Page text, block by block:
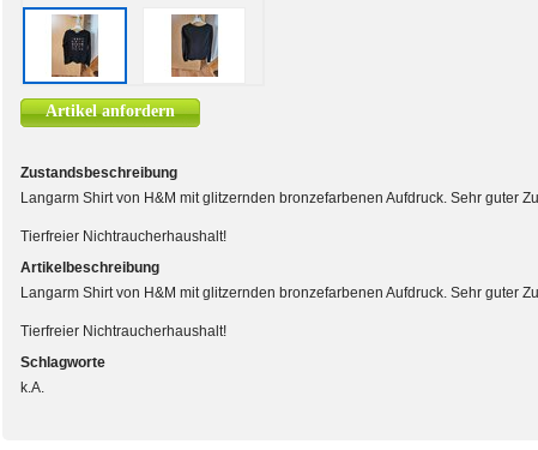
Artikel anfordern
Zustandsbeschreibung
Langarm Shirt von H&M mit glitzernden bronzefarbenen Aufdruck. Sehr guter
Tierfreier Nichtraucherhaushalt!
Artikelbeschreibung
Langarm Shirt von H&M mit glitzernden bronzefarbenen Aufdruck. Sehr guter
Tierfreier Nichtraucherhaushalt!
Schlagworte
k.A.